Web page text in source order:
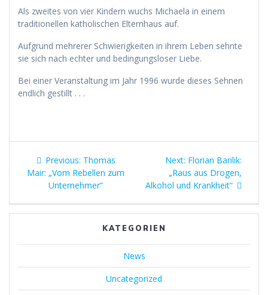
Als zweites von vier Kindern wuchs Michaela in einem
traditionellen katholischen Elternhaus auf.
Aufgrund mehrerer Schwierigkeiten in ihrem Leben sehnte
sie sich nach echter und bedingungsloser Liebe.
Bei einer Veranstaltung im Jahr 1996 wurde dieses Sehnen
endlich gestillt . . .
Beitragsnavigation
Previous: Previous
post:
Thomas
Mair: „Vom Rebellen zum
Unternehmer“
Next: Next
post:
Florian Barilik:
„Raus aus Drogen,
Alkohol und Krankheit“
KATEGORIEN
News
Uncategorized